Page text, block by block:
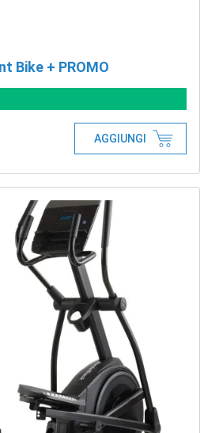
Bike + PROMO
AGGIUNGI